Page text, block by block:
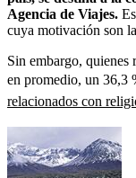
Agencia de Viajes.
cuya motivación son
Sin embargo, quienes
en promedio, un 36,3
relacionados con